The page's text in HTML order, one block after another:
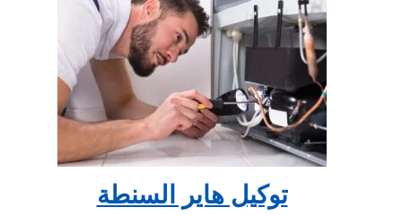
توكيل هاير السنطة